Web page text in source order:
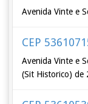
Avenida Vinte e
CEP
Avenida Vinte e
(Sit Historico) de